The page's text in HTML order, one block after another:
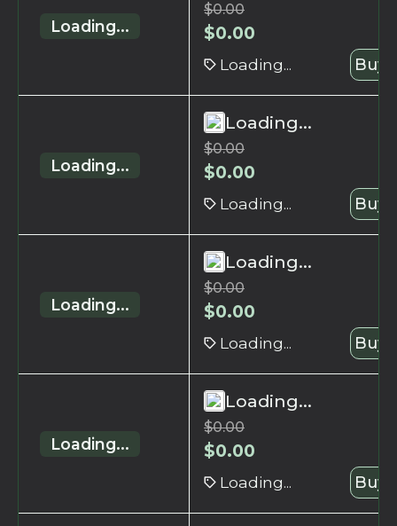
Loading...
$0.00
$0.00
Loading... Buy
Loading...
Loading...
$0.00
$0.00
Loading... Buy
Loading...
Loading...
$0.00
$0.00
Loading... Buy
Loading...
Loading...
$0.00
$0.00
Loading... Buy